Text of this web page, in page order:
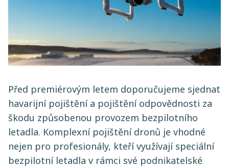
Před premiérovým letem doporučujeme sjednat
havarijní pojištění a pojištění odpovědnosti za
škodu způsobenou provozem bezpilotního
letadla. Komplexní pojištění dronů je vhodné
nejen pro profesionály, kteří využívají speciální
bezpilotní letadla v rámci své podnikatelské